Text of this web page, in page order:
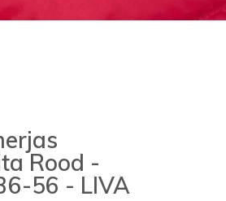
Rood -
56 - LIVA